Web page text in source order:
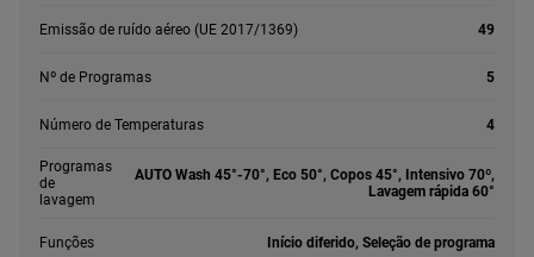
Emissão de ruído aéreo (UE 2017/1369) 49
Nº de Programas 5
Número de Temperaturas 4
Programas
de
lavagem
AUTO Wash 45°-70°, Eco 50°, Copos 45°, Intensivo 70º,
Lavagem rápida 60°
Funções Início diferido, Seleção de programa